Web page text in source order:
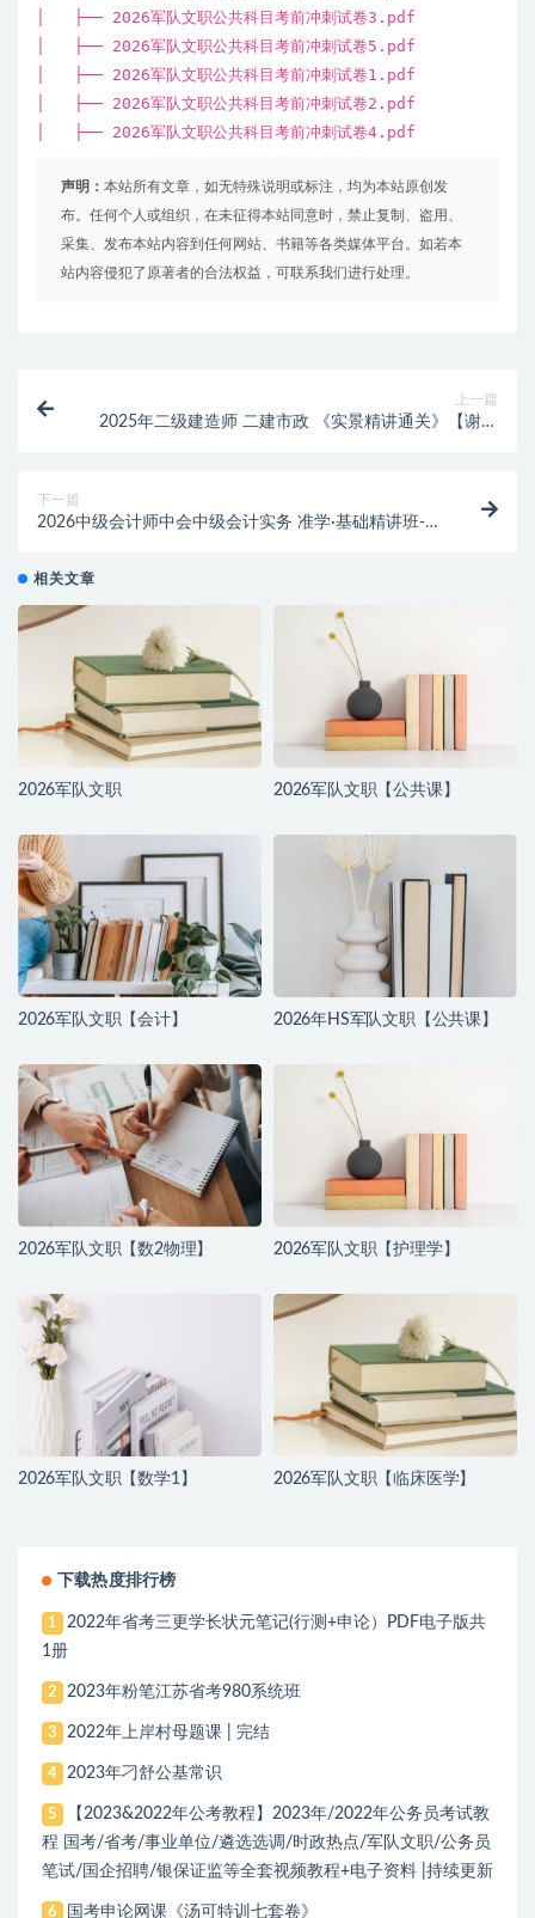
│ ├── 2026军队文职公共科目考前冲刺试卷3.pdf
│ ├── 2026军队文职公共科目考前冲刺试卷5.pdf
│ ├── 2026军队文职公共科目考前冲刺试卷1.pdf
│ ├── 2026军队文职公共科目考前冲刺试卷2.pdf
│ ├── 2026军队文职公共科目考前冲刺试卷4.pdf
声明： 本站所有文章，如无特殊说明或标注，均为本站原创发
布。任何个人或组织，在未征得本站同意时，禁止复制、盗用、
采集、发布本站内容到任何网站、书籍等各类媒体平台。如若本
站内容侵犯了原著者的合法权益，可联系我们进行处理。
上一篇
2025年二级建造师 二建市政 《实景精讲通关》【谢明
下一篇
2026中级会计师中会中级会计实务 准学·基础精讲班-张
相关文章
2026军队文职 2026军队文职【公共课】
2026军队文职【会计】 2026年HS军队文职【公共课】
2026军队文职【数2物理】 2026军队文职【护理学】
2026军队文职【数学1】 2026军队文职【临床医学】
下载热度排行榜
1
2022年省考三更学长状元笔记(行测+申论）PDF电子版共
1册
2 2023年粉笔江苏省考980系统班
3 2022年上岸村母题课 | 完结
4 2023年刁舒公基常识
5
【2023&2022年公考教程】2023年/2022年公务员考试教
程 国考/省考/事业单位/遴选选调/时政热点/军队文职/公务员
笔试/国企招聘/银保证监等全套视频教程+电子资料 |持续更新
6 国考申论网课《汤可特训七套卷》